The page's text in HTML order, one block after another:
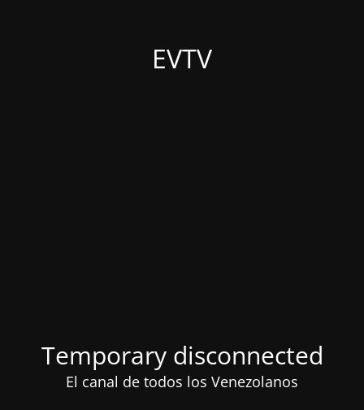
EVTV
Temporary disconnected
El canal de todos los Venezolanos